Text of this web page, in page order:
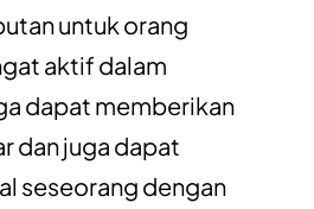
untuk orang
aktif dalam
dapat memberikan
dan juga dapat
seseorang dengan